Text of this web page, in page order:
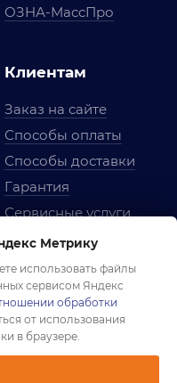
ОЗНА-МассПро
Клиентам
Заказ на сайте
Способы оплаты
Способы доставки
Гарантия
Сервисные услуги
Вопросы и ответы
Условия сотрудничества
Правила использования
Метрику
использовать файлы
сервисом Яндекс
обработки
от использования
в браузере.